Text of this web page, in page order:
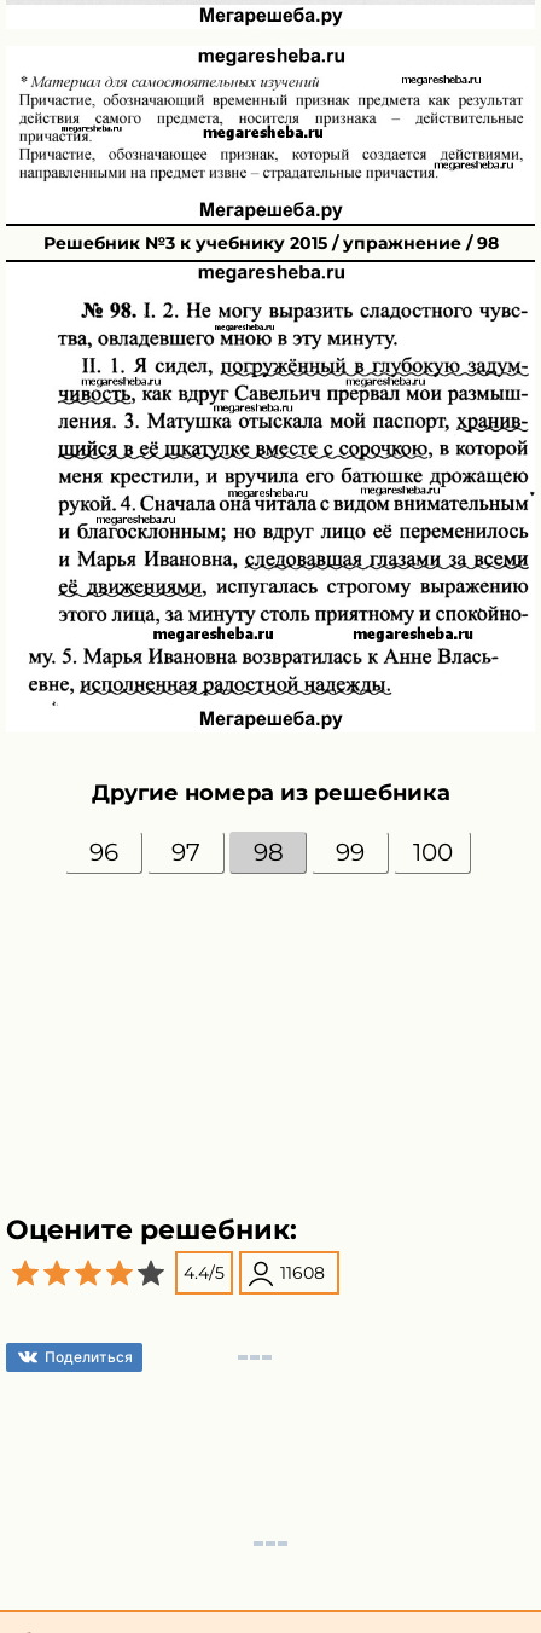
Решебник №3 к учебнику 2015 / упражнение / 98
Другие номера из решебника
96 97 98 99 100
Оцените решебник:
4.4/5 11608
Поделиться